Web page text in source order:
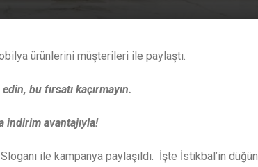
ürünlerini müşterileri ile paylaştı.
bu fırsatı kaçırmayın.
indirim avantajıyla!
Sloganı ile kampanya paylaşıldı. İşte İstikbal’in düğün